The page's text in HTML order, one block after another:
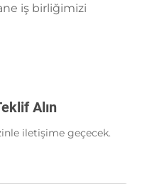
iş birliğimizi
Alın
iletişime geçecek.